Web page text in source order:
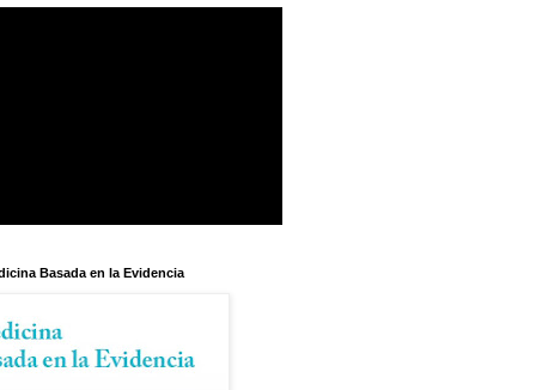
Basada en la Evidencia